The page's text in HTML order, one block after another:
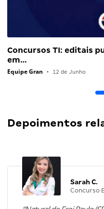
Concursos TI: editais
em…
Equipe Gran • 12 de Junho
Depoimentos
Sarah C.
Concurso